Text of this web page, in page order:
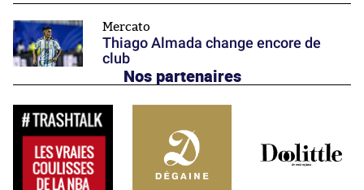
Mercato
Thiago Almada change encore de
club
Nos partenaires